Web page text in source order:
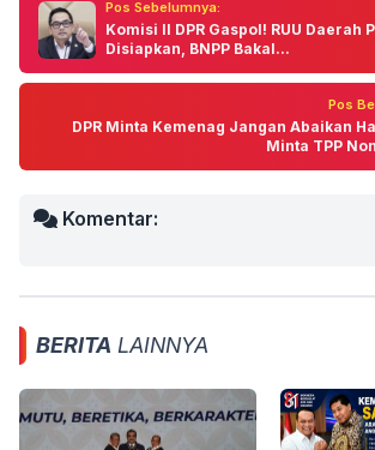
Pos Sebelumnya:
Komisi II DPR Gaspol! RUU Daerah
Disiapkan, BNPP Bakal...
Pos
DPR Minta Kemenag Jangan Abaikan
Minta TPP
Komentar:
BERITA LAINNYA